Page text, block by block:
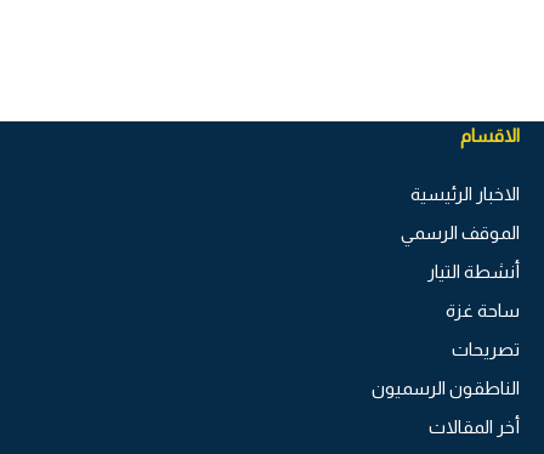
الاقسام
الاخبار الرئيسية
الموقف الرسمي
أنشطة التيار
ساحة غزة
تصريحات
الناطقون الرسميون
أخر المقالات